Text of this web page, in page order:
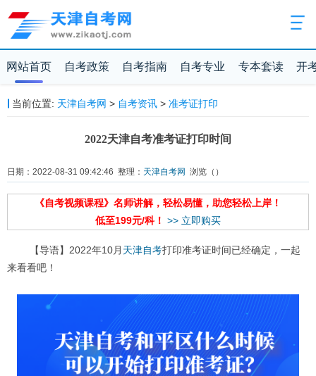
网站首页 自考政策 自考指南 自考专业 专本套读 开
当前位置: 天津自考网 > 自考资讯> 准考证打印
2022天津自考准考证打印时间
日期：2022-08-31 09:42:46 整理： 天津自考网 浏览（ ）
《自考视频课程》名师讲解，轻松易懂，助您轻松上岸！
低至199元/科！ >> 立即购买
【导语】2022年10月 天津自考打印准考证时间已经确定，一起
来看看吧！